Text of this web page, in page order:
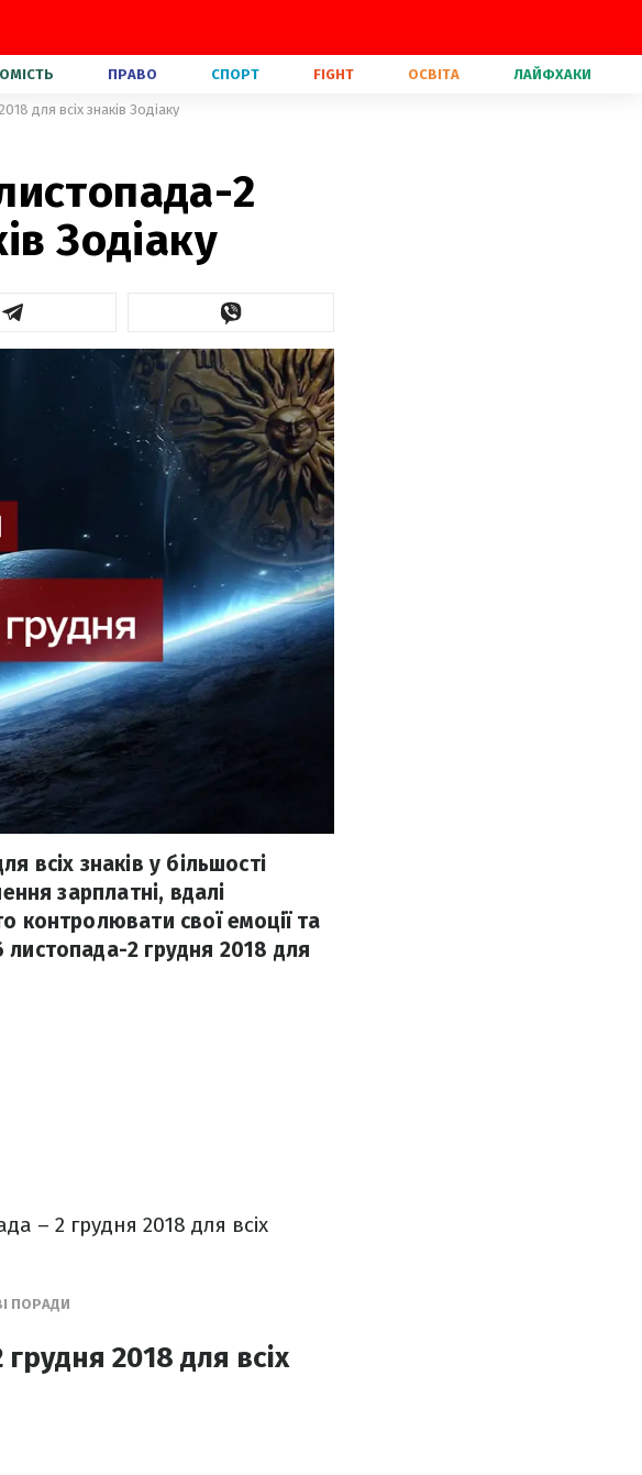
ПРАВО СПОРТ FIGHT ОСВІТА ЛАЙФХАКИ
для всіх знаків Зодіаку
2
Зодіаку
всіх знаків у більшості
зарплатні, вдалі
контролювати свої емоції та
2 грудня 2018 для
– 2 грудня 2018 для всіх
ПОРАДИ
2018 для всіх